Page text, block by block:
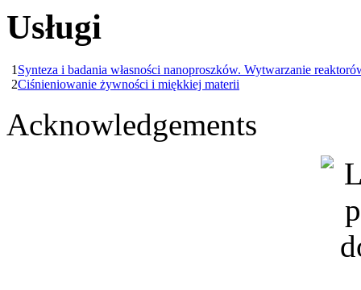
Usługi
1 Synteza i badania własności nanoproszków. Wytwarzanie
2Ciśnieniowanie żywności i miękkiej materii
Acknowledgements